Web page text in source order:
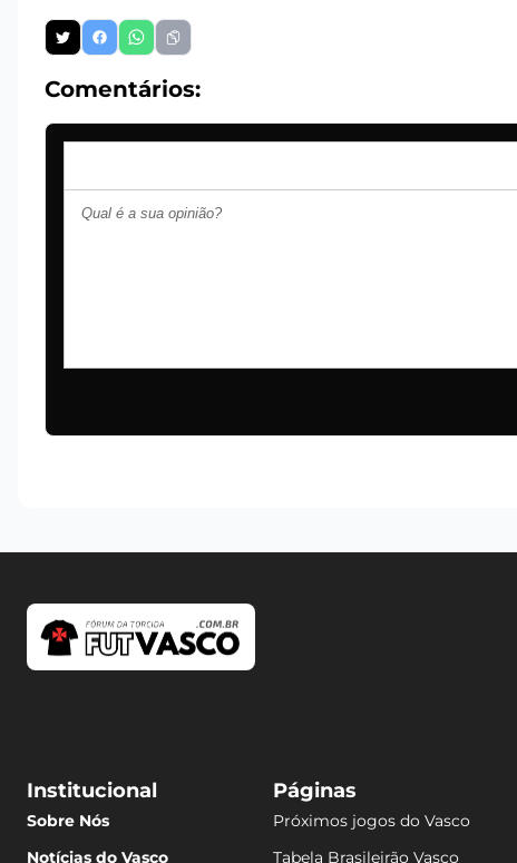
Comentários:
Institucional
Sobre Nós
Notícias do Vasco
Páginas
Próximos jogos do Vasco
Tabela Brasileirão Vasco